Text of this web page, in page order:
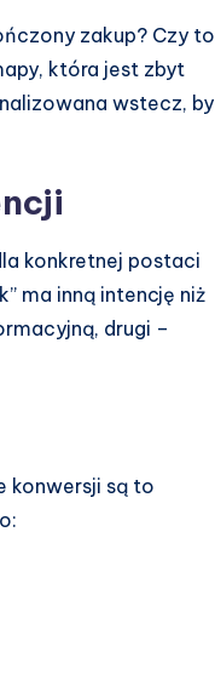
zakup? Czy to
która jest zbyt
wstecz, by
konkretnej postaci
ma inną intencję niż
drugi –
konwersji są to